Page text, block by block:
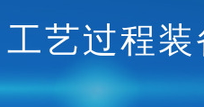
工艺过程装